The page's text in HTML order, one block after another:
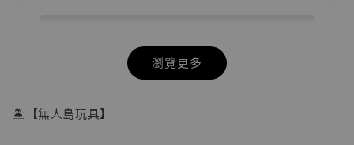
瀏覽更多
🏝【無人島玩具】